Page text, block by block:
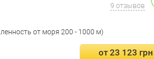
9 отзывов
от моря 200 - 1000 м)
от 23 123 грн